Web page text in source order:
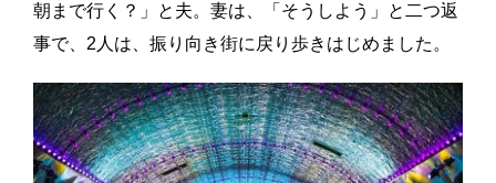
朝まで行く？」と夫。妻は、「そうしよう」と二つ返
事で、2人は、振り向き街に戻り歩きはじめました。